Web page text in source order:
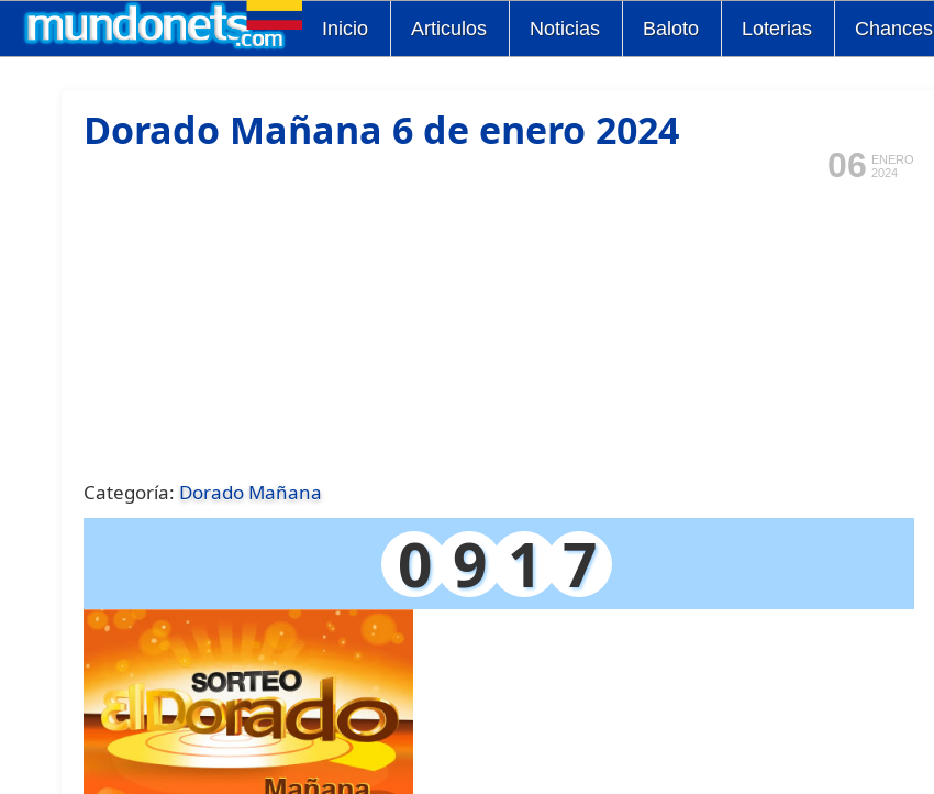
Inicio Articulos Noticias Baloto Loterias Chances
Dorado Mañana 6 de enero 2024
06 ENERO
2024
Categoría: Dorado Mañana
0 9 1 7